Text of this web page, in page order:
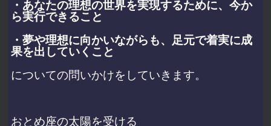
・あなたの理想の世界を実現するために、今か
ら実行できること
・夢や理想に向かいながらも、足元で着実に成
果を出していくこと
についての問いかけをしていきます。
おとめ座の太陽を受ける